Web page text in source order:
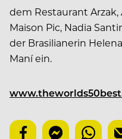
dem Restaurant
Maison Pic, Nadia
der Brasilianerin
Maní ein.